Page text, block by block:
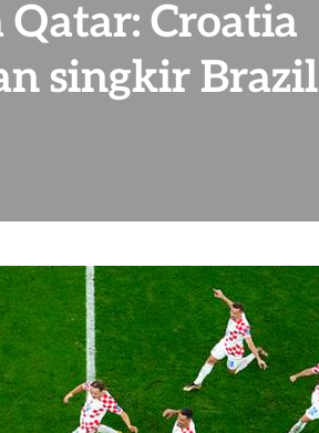
Croatia
singkir Brazil